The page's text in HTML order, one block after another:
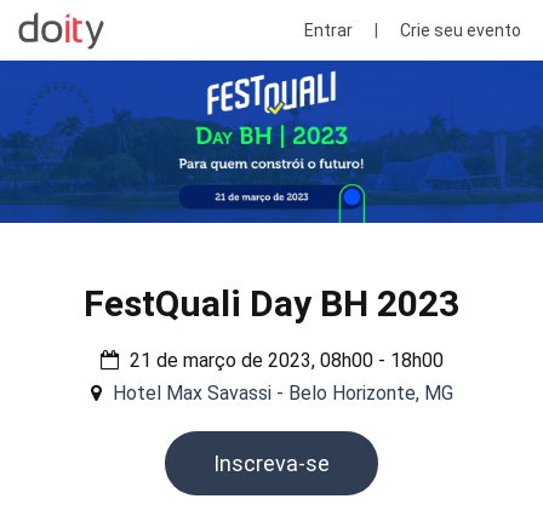
Entrar Crie seu evento
FestQuali Day BH 2023
21 de março de 2023, 08h00 - 18h00
Hotel Max Savassi - Belo Horizonte, MG
Inscreva-se